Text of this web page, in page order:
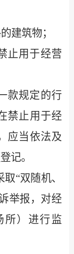
建筑物；
止用于经营
款规定的行
禁止用于经
应当依法及
记。
取“双随机、
举报，对经
所）进行监